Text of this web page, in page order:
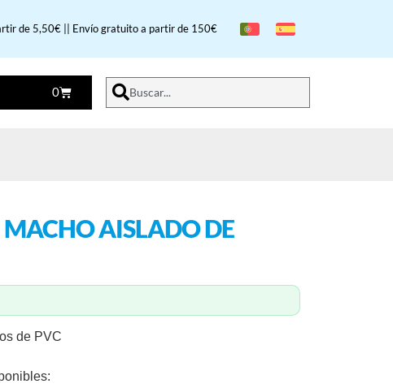
de 5,50€ || Envío gratuito a partir de 150€
0 Buscar...
AISLADO DE
de PVC